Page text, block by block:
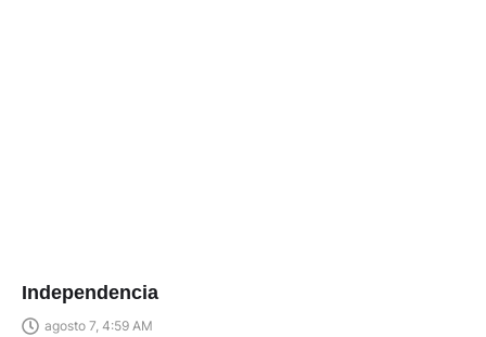
Independencia
agosto 7, 4:59 AM